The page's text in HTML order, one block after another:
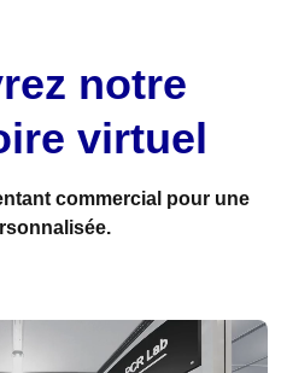
notre
virtuel
commercial pour une